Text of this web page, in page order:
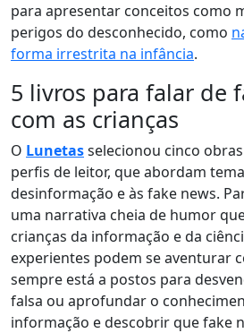
para apresentar conceitos como
perigos do desconhecido, como
forma irrestrita na infância.
5 livros para falar de
com as crianças
O Lunetasselecionou cinco
perfis de leitor, que abordam
desinformação e às fake news.
uma narrativa cheia de humor
crianças da informação e da
experientes podem se aventurar
sempre está a postos para
falsa ou aprofundar o
informação e descobrir que fake